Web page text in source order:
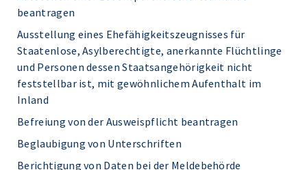
beantragen
Ausstellung eines Ehefähigkeitszeugnisses für
Staatenlose, Asylberechtigte, anerkannte Flüchtlinge
und Personen dessen Staatsangehörigkeit nicht
feststellbar ist, mit gewöhnlichem Aufenthalt im
Inland
Befreiung von der Ausweispflicht beantragen
Beglaubigung von Unterschriften
Berichtigung von Daten bei der Meldebehörde